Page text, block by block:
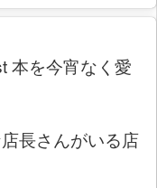
本を今宵なく愛
長さんがいる店